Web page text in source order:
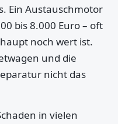
Ein Austauschmotor
bis 8.000 Euro – oft
noch wert ist.
und die
nicht das
in vielen